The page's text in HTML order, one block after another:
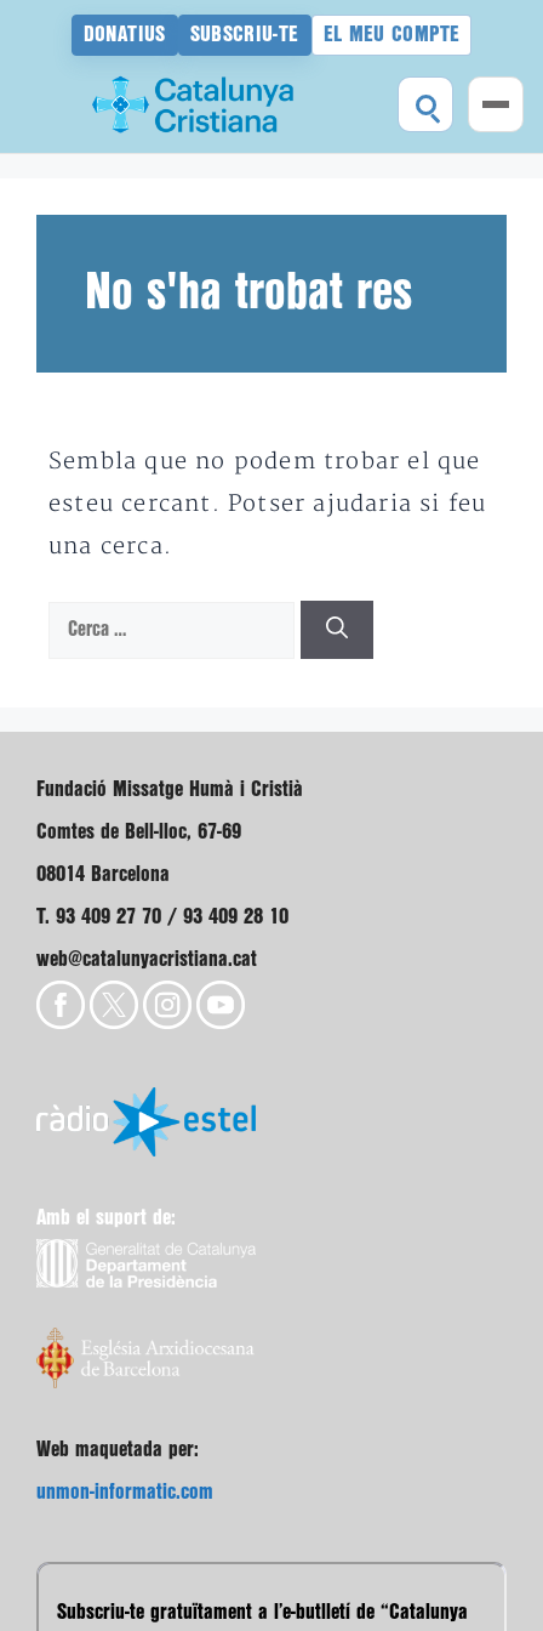
DONATIUS SUBSCRIU-TE EL MEU COMPTE
No s'ha trobat res
Sembla que no podem trobar el que
esteu cercant. Potser ajudaria si feu
una cerca.
Cerca:
Fundació Missatge Humà i Cristià
Comtes de Bell-lloc, 67-69
08014 Barcelona
T. 93 409 27 70 / 93 409 28 10
web@catalunyacristiana.cat
Amb el suport de:
Web maquetada per:
unmon-informatic.com
Subscriu-te gratuïtament a l’e-butlletí de “Catalunya